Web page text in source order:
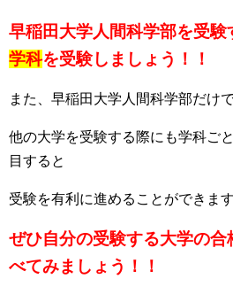
早稲田大学人間科学部を受験
学科を受験しましょう！！
また、早稲田大学人間科学部だけ
他の大学を受験する際にも学科ご
目すると
受験を有利に進めることができます
ぜひ自分の受験する大学の合
べてみましょう！！